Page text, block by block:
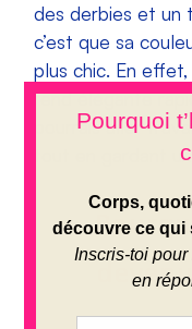
des derbies et un
c’est que sa
plus chic. En
rend élégante
pourrais aller
tout en gardant